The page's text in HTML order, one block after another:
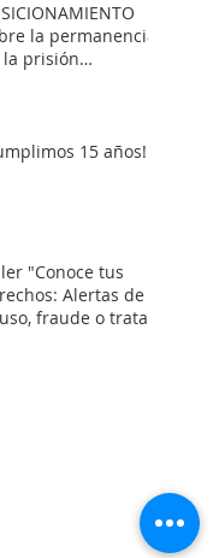
la permanencia
la prisión
15 años!
"Conoce tus
Alertas de
fraude o trata
Campeche, México.